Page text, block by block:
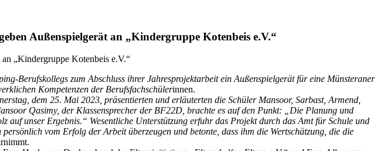
Außenspielgerät an „Kindergruppe Kotenbeis e.V.“
Berufskollegs zum Abschluss ihrer Jahresprojektarbeit ein Außenspielgerät für eine Münsteraner
Kompetenzen der Berufsfachschülerinnen.
dem 25. Mai 2023, präsentierten und erläuterten die Schüler Mansoor, Sarbast, Armend,
Qasimy, der Klassensprecher der BF22D, brachte es auf den Punkt: „Die Planung und
auf unser Ergebnis.“ Wesentliche Unterstützung erfuhr das Projekt durch das Amt für Schule und
vom Erfolg der Arbeit überzeugen und betonte, dass ihm die Wertschätzung, die die